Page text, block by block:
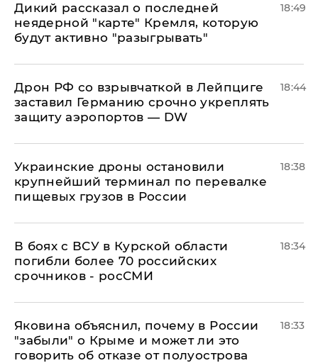
Дикий рассказал о последней
неядерной "карте" Кремля, которую
будут активно "разыгрывать"
18:49
​Дрон РФ со взрывчаткой в Лейпциге
заставил Германию срочно укреплять
защиту аэропортов — DW
18:44
Украинские дроны остановили
крупнейший терминал по перевалке
пищевых грузов в России
18:38
В боях с ВСУ в Курской области
погибли более 70 российских
срочников - росСМИ
18:34
Яковина объяснил, почему в России
"забыли" о Крыме и может ли это
говорить об отказе от полуострова
18:33